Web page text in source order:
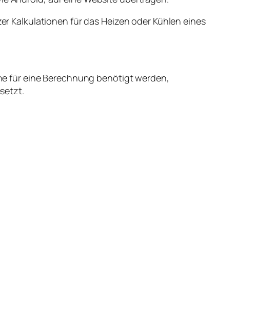
Kalkulationen für das Heizen oder Kühlen eines
für eine Berechnung benötigt werden,